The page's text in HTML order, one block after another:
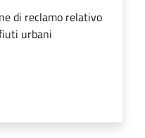
di reclamo relativo
urbani